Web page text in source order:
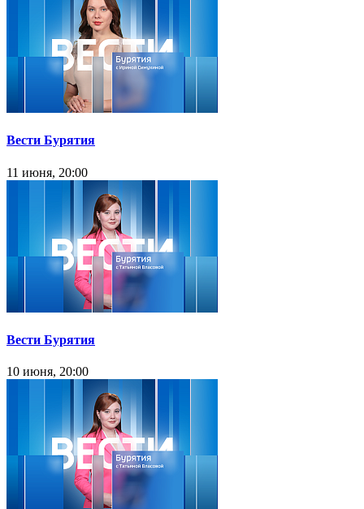
Вести Бурятия
11 июня, 20:00
Вести Бурятия
10 июня, 20:00